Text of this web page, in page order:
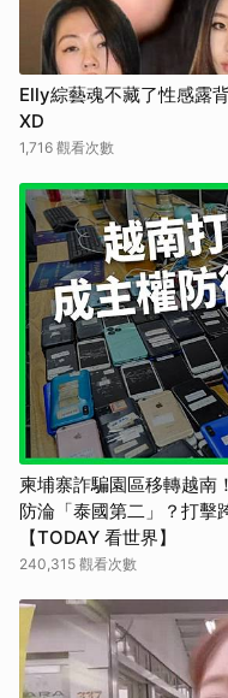
Elly綜藝魂不藏了性感露
XD
1,716 觀看次數
柬埔寨詐騙園區移轉越南
防淪「泰國第二」？打擊
【TODAY 看世界】
240,315 觀看次數